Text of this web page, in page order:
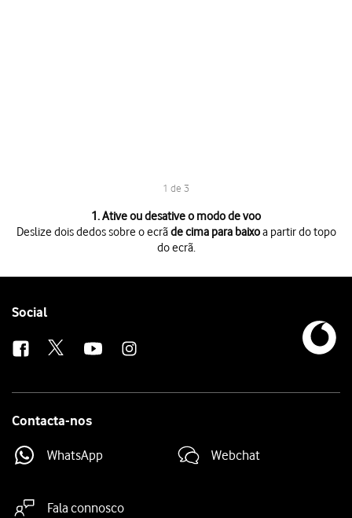
1 de 3
1. Ative ou desative o modo de voo
Deslize dois dedos sobre o ecrãde cima para baixoa partir do topo
do ecrã.
PrimaModo de aviãopara ativar ou desativar a função.
Follow
Social
Contacta-nos
WhatsApp Webchat
Fala connosco